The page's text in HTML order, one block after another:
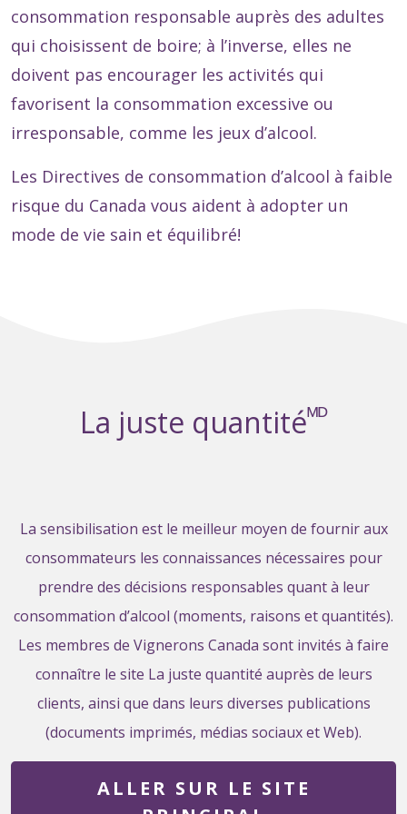
consommation responsable auprès des adultes
qui choisissent de boire; à l’inverse, elles ne
doivent pas encourager les activités qui
favorisent la consommation excessive ou
irresponsable, comme les jeux d’alcool.
Les Directives de consommation d’alcool à faible
risque du Canada vous aident à adopter un
mode de vie sain et équilibré!
La juste quantitéᴹᴰ
La sensibilisation est le meilleur moyen de fournir aux
consommateurs les connaissances nécessaires pour
prendre des décisions responsables quant à leur
consommation d’alcool (moments, raisons et quantités).
Les membres de Vignerons Canada sont invités à faire
connaître le site La juste quantité auprès de leurs
clients, ainsi que dans leurs diverses publications
(documents imprimés, médias sociaux et Web).
ALLER SUR LE SITE